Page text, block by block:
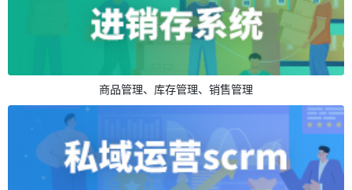
商品管理、库存管理、销售管理